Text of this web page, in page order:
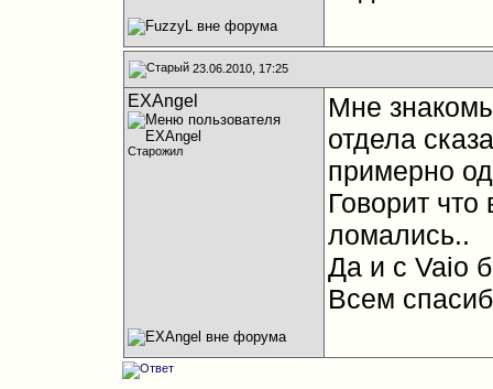
23.06.2010, 17:25
EXAngel
Старожил
Мне
отдела
примерно
Говорит
ломались..
Да и с Vaio
Всем